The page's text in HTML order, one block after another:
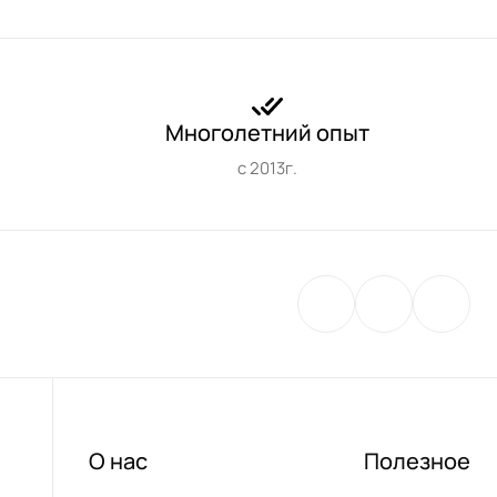
Многолетний опыт
с 2013г.
О нас Полезное